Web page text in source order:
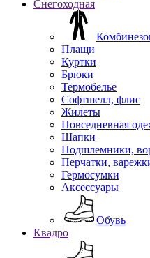
Снегоходная
Плащи
Куртки
Брюки
Термобелье
Софтшелл, флис
Жилеты
Повседневная
Шапки
Подшлемники,
Перчатки,
Гермосумки
Аксессуары
Обувь
Квадро